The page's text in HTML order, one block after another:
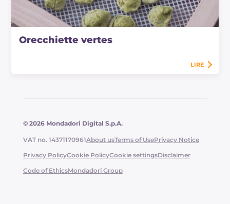
Orecchiette vertes
LIRE
© 2026 Mondadori Digital S.p.A.
VAT no. 14371170961About usTerms of UsePrivacy Notice
Privacy PolicyCookie PolicyCookie settingsDisclaimer
Code of EthicsMondadori Group